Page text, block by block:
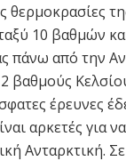
θερμοκρασίες
10 βαθμών
πάνω από την
βαθμούς
έρευνες
αρκετές για
Ανταρκτική.